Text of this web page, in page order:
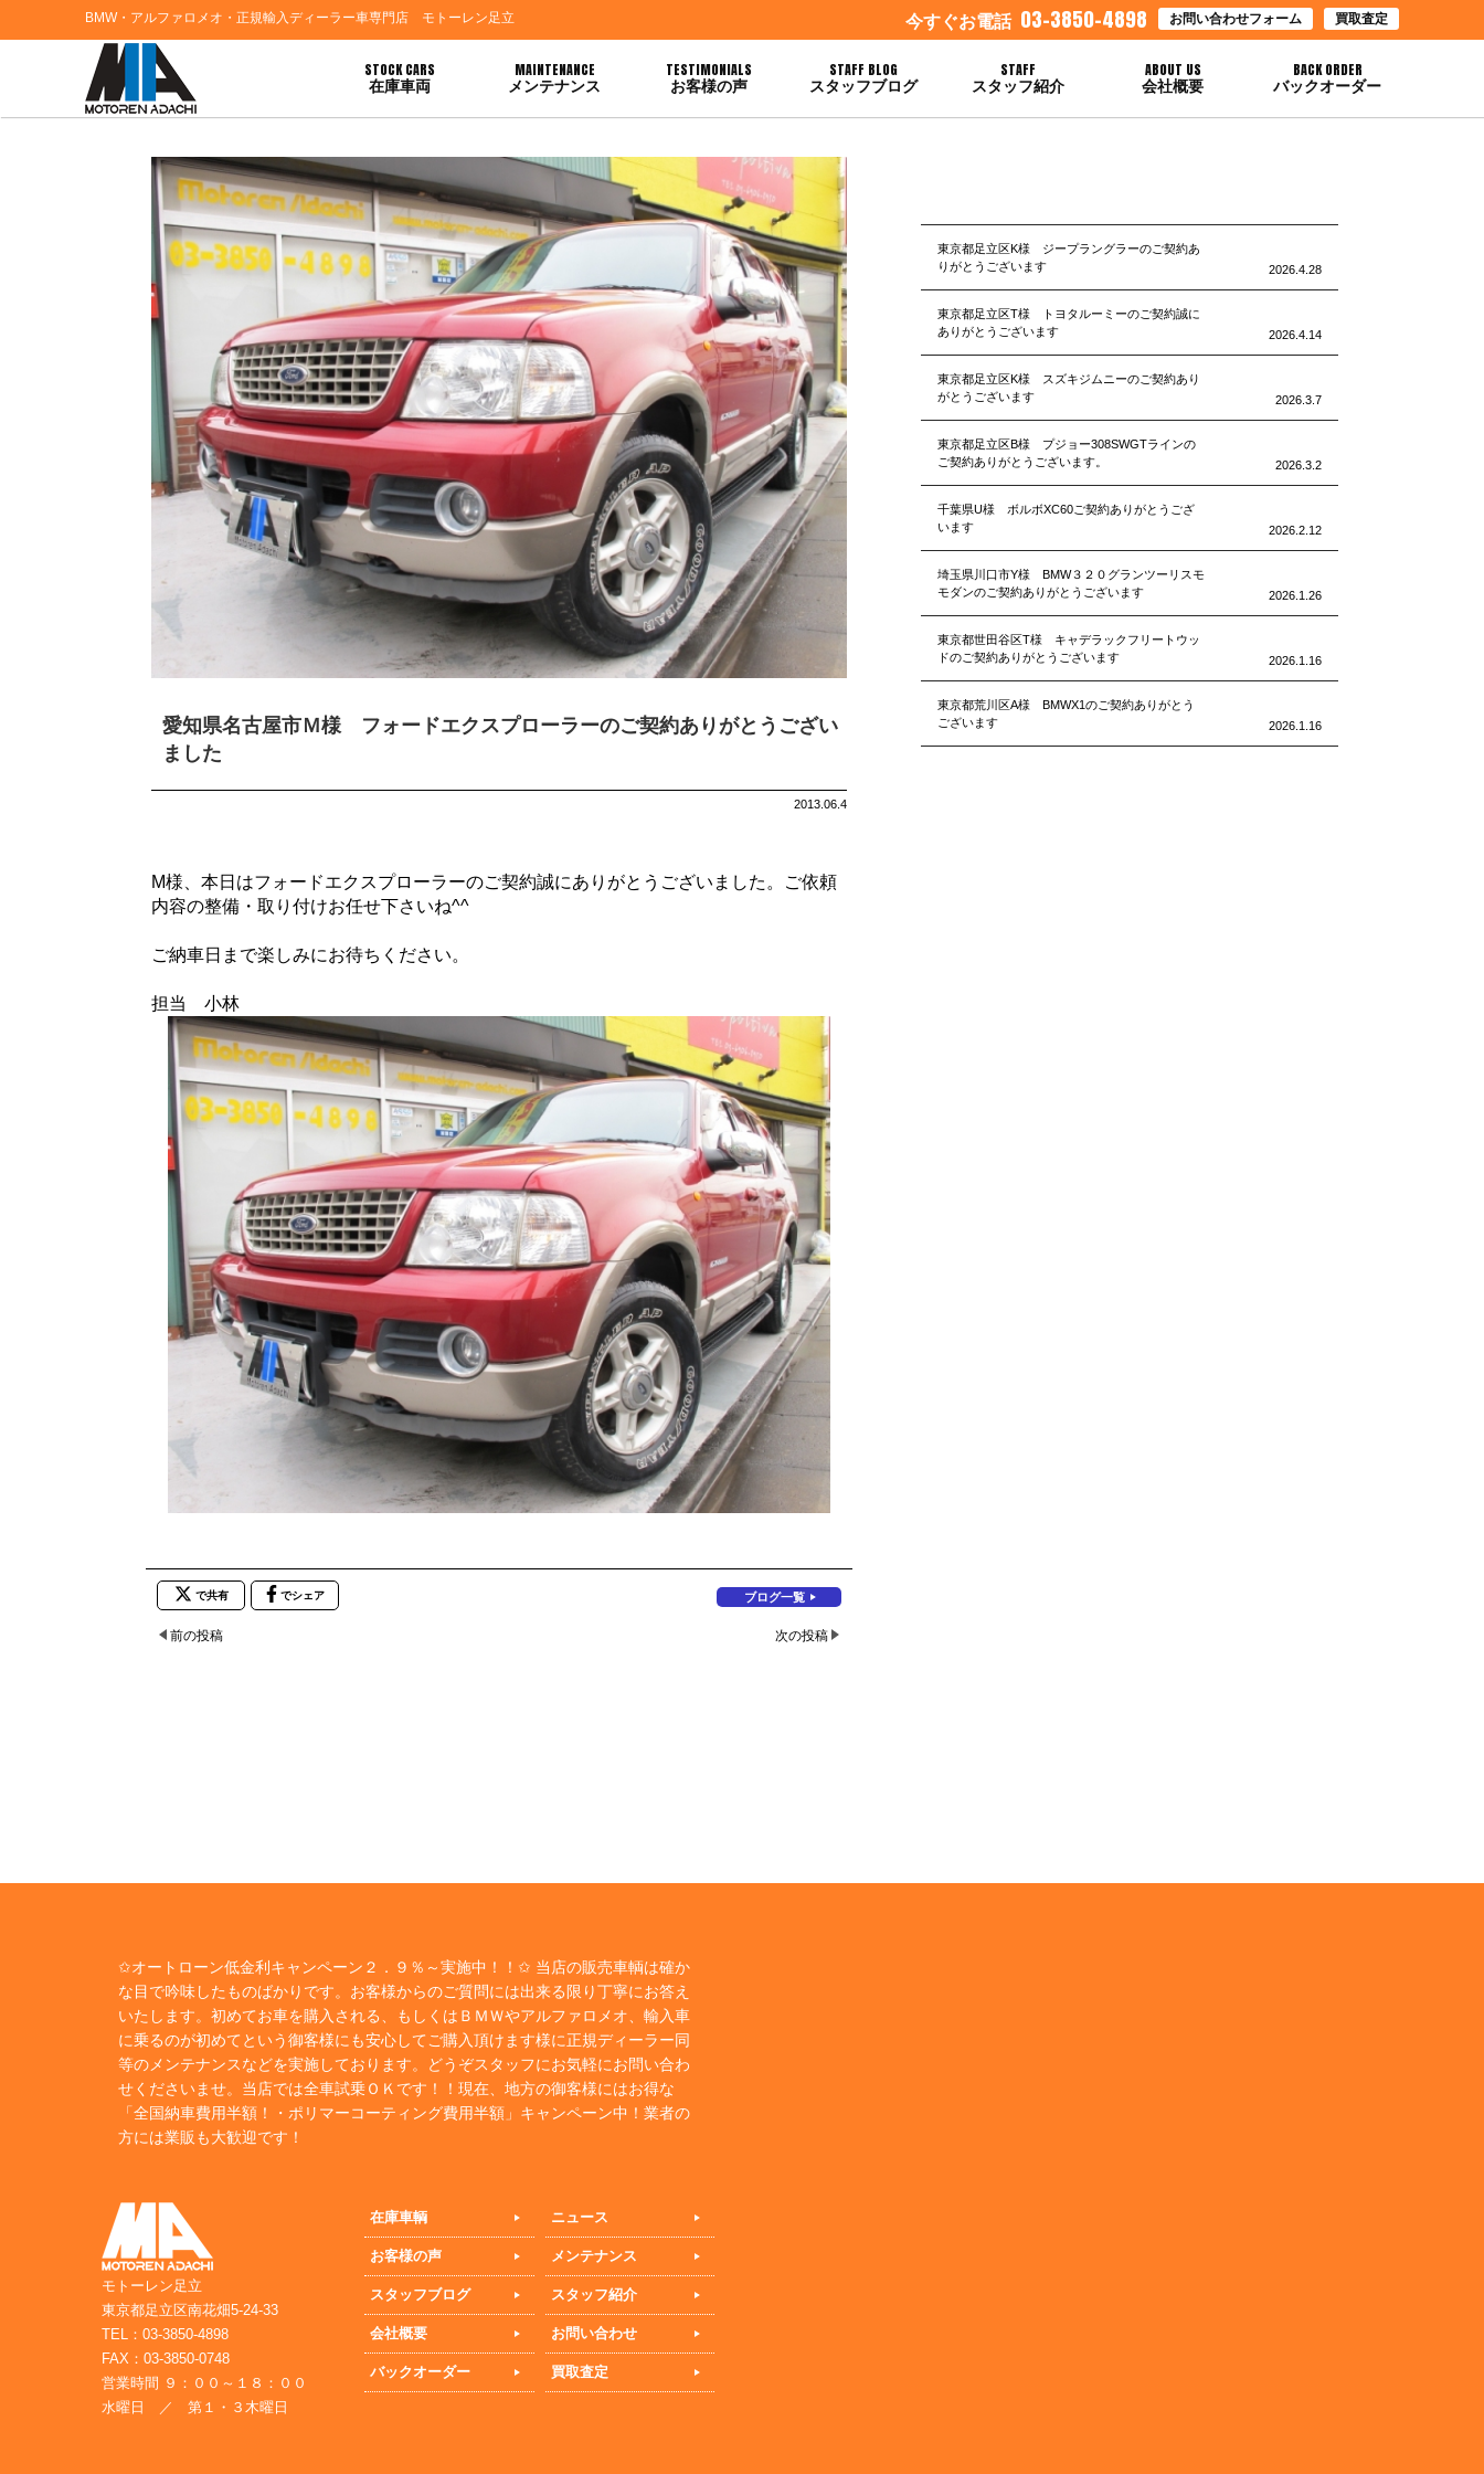
BMW・アルファロメオ・正規輸入ディーラー車専門店 モトーレン足立 今すぐお電話 03-3850-4898 お問い合わせフォーム 買取査定
STOCK CARS
在庫車両
MAINTENANCE
メンテナンス
TESTIMONIALS
お客様の声
STAFF BLOG
スタッフブログ
STAFF
スタッフ紹介
ABOUT US
会社概要
BACK ORDER
バックオーダー
HOME>ブログ一覧> 愛知県名古屋市Ｍ様 フォードエクスプローラーのご契約ありがとうございました
愛知県名古屋市Ｍ様 フォードエクスプローラーのご契約ありがとうござい
ました
2013.06.4
M様、本日はフォードエクスプローラーのご契約誠にありがとうございました。ご依頼
内容の整備・取り付けお任せ下さいね^^
ご納車日まで楽しみにお待ちください。
担当 小林
で共有 でシェア ブログ一覧
前の投稿 次の投稿
東京都足立区K様 ジープラングラーのご契約あ
りがとうございます
2026.4.28
東京都足立区T様 トヨタルーミーのご契約誠に
ありがとうございます
2026.4.14
東京都足立区K様 スズキジムニーのご契約あり
がとうございます
2026.3.7
東京都足立区B様 プジョー308SWGTラインの
ご契約ありがとうございます。
2026.3.2
千葉県U様 ボルボXC60ご契約ありがとうござ
います
2026.2.12
埼玉県川口市Y様 BMW３２０グランツーリスモ
モダンのご契約ありがとうございます
2026.1.26
東京都世田谷区T様 キャデラックフリートウッ
ドのご契約ありがとうございます
2026.1.16
東京都荒川区A様 BMWX1のご契約ありがとう
ございます
2026.1.16
✩オートローン低金利キャンペーン２．９％～実施中！！✩ 当店の販売車輌は確か
な目で吟味したものばかりです。お客様からのご質問には出来る限り丁寧にお答え
いたします。初めてお車を購入される、もしくはＢＭＷやアルファロメオ、輸入車
に乗るのが初めてという御客様にも安心してご購入頂けます様に正規ディーラー同
等のメンテナンスなどを実施しております。どうぞスタッフにお気軽にお問い合わ
せくださいませ。当店では全車試乗ＯＫです！！現在、地方の御客様にはお得な
「全国納車費用半額！・ポリマーコーティング費用半額」キャンペーン中！業者の
方には業販も大歓迎です！
モトーレン足立
東京都足立区南花畑5-24-33
TEL：03-3850-4898
FAX：03-3850-0748
営業時間 ９：００～１８：００
水曜日 ／ 第１・３木曜日
在庫車輌 ニュース
お客様の声 メンテナンス
スタッフブログ スタッフ紹介
会社概要 お問い合わせ
バックオーダー 買取査定